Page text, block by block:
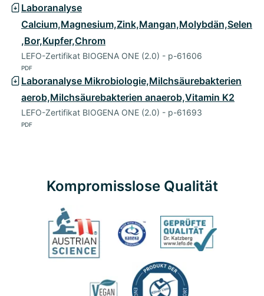
Laboranalyse
Calcium,Magnesium,Zink,Mangan,Molybdän,Selen
,Bor,Kupfer,Chrom
LEFO-Zertifikat BIOGENA ONE (2.0) - p-61606
PDF
Laboranalyse Mikrobiologie,Milchsäurebakterien
aerob,Milchsäurebakterien anaerob,Vitamin K2
LEFO-Zertifikat BIOGENA ONE (2.0) - p-61693
PDF
Kompromisslose Qualität